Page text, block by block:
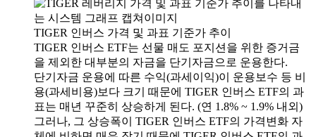
TIGER 인버스 가격 및 과표 기준가 추이
TIGER 인버스 ETF는 선물 매도 포지션을 위한 증거금
을 제외한 대부분의 자금을 단기자금으로 운용한다.
단기자금 운용에 따른 수익(과세이익)이 운용보수 등 비
용(과세비용)보다 크기 때문에 TIGER 인버스 ETF의 과
표는 매년 꾸준히 상승하게 된다. (연 1.8% ~ 1.9% 내외)
그러나, 그 상승폭이 TIGER 인버스 ETF의 가격변화 자